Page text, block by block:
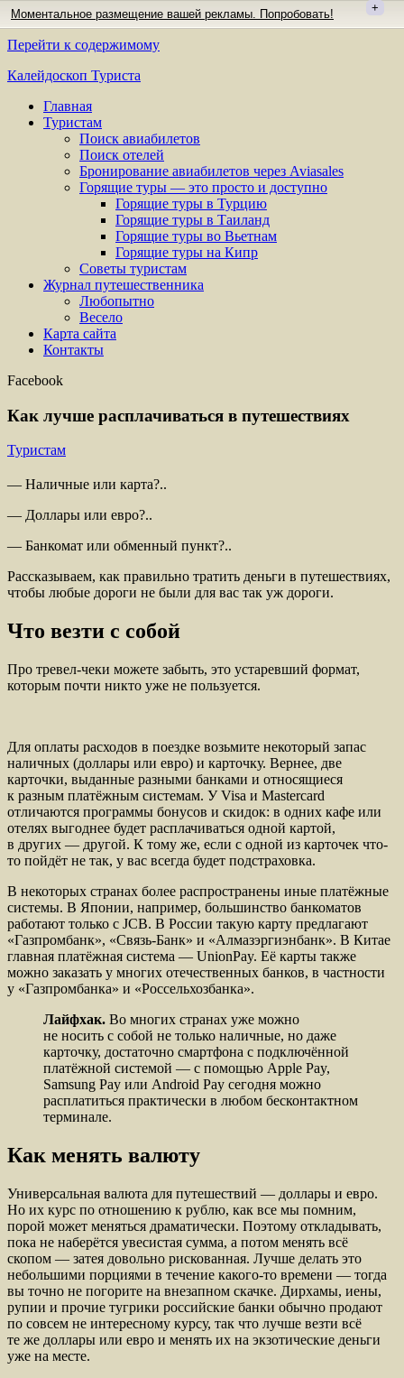
Моментальное размещение вашей рекламы. Попробовать! +
Перейти к содержимому
Калейдоскоп Туриста
Главная
Туристам
Поиск авиабилетов
Поиск отелей
Бронирование авиабилетов через Aviasales
Горящие туры — это просто и доступно
Горящие туры в Турцию
Горящие туры в Таиланд
Горящие туры во Вьетнам
Горящие туры на Кипр
Советы туристам
Журнал путешественника
Любопытно
Весело
Карта сайта
Контакты
Facebook
Как лучше расплачиваться в путешествиях
Туристам
— Наличные или карта?..
— Доллары или евро?..
— Банкомат или обменный пункт?..
Рассказываем, как правильно тратить деньги в путешествиях,
чтобы любые дороги не были для вас так уж дороги.
Что везти с собой
Про тревел-чеки можете забыть, это устаревший формат,
которым почти никто уже не пользуется.
Для оплаты расходов в поездке возьмите некоторый запас
наличных (доллары или евро) и карточку. Вернее, две
карточки, выданные разными банками и относящиеся
к разным платёжным системам. У Visa и Mastercard
отличаются программы бонусов и скидок: в одних кафе или
отелях выгоднее будет расплачиваться одной картой,
в других — другой. К тому же, если с одной из карточек что-
то пойдёт не так, у вас всегда будет подстраховка.
В некоторых странах более распространены иные платёжные
системы. В Японии, например, большинство банкоматов
работают только с JСB. В России такую карту предлагают
«Газпромбанк», «Связь-Банк» и «Алмазэргиэнбанк». В Китае
главная платёжная система — UnionPay. Её карты также
можно заказать у многих отечест­венных банков, в частности
у «Газпромбанка» и «Россельхозбанка».
Лайфхак. Во многих странах уже можно
не носить с собой не только наличные, но даже
карточку, достаточно смартфона с подключённой
платёжной системой — с помощью Apple Pay,
Samsung Pay или Android Pay сегодня можно
расплатиться практически в любом бесконтактном
терминале.
Как менять валюту
Универсальная валюта для путешествий — доллары и евро.
Но их курс по отношению к рублю, как все мы помним,
порой может меняться драматически. Поэтому откладывать,
пока не наберётся увесистая сумма, а потом менять всё
скопом — затея довольно рискованная. Лучше делать это
небольшими порциями в течение какого-то времени — тогда
вы точно не погорите на внезапном скачке. Дирхамы, иены,
рупии и прочие тугрики российские банки обычно продают
по совсем не интересному курсу, так что лучше везти всё
те же доллары или евро и менять их на экзотические деньги
уже на месте.